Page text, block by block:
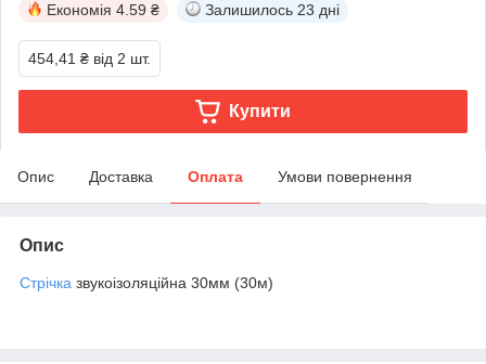
Економія 4.59 ₴ Залишилось 23 дні
454,41 ₴ від 2 шт.
Купити
Опис Доставка Оплата Умови повернення
Опис
Стрічка звукоізоляційна 30мм (30м)